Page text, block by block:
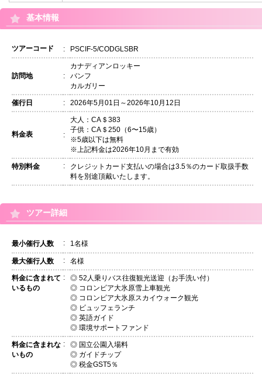
基本情報
ツアーコード : PSCIF-5/CODGLSBR
訪問地 :
カナディアンロッキー
バンフ
カルガリー
催行日 : 2026年5月01日～2026年10月12日
料金表 :
大人：CA＄383
子供：CA＄250（6〜15歳）
※5歳以下は無料
※上記料金は2026年10月まで有効
特別料金 :
クレジットカード支払いの場合は3.5％のカード取扱手数
料を別途頂戴いたします。
ツアー詳細
最小催行人数 : 1名様
最大催行人数 : 名様
料金に含まれて
いるもの
:
◎ 52人乗りバス往復観光送迎（お手洗い付）
◎ コロンビア大氷原雪上車観光
◎ コロンビア大氷原スカイウォーク観光
◎ ビュッフェランチ
◎ 英語ガイド
◎ 環境サポートファンド
料金に含まれな
いもの
:
◎ 国立公園入場料
◎ ガイドチップ
◎ 税金GST5％